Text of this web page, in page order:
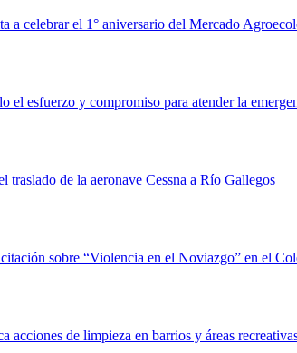
a celebrar el 1° aniversario del Mercado
el esfuerzo y compromiso para atender la
traslado de la aeronave Cessna a Río Gallegos
sobre “Violencia en el Noviazgo” en el
acciones de limpieza en barrios y áreas